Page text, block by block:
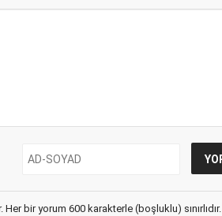
bir yorum 600 karakterle (boşluklu) sınırlıdır.